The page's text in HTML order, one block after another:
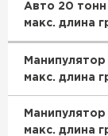
Авто 20 тонн
макс. длина
Манипулятор
макс. длина
Манипулятор
макс. длина